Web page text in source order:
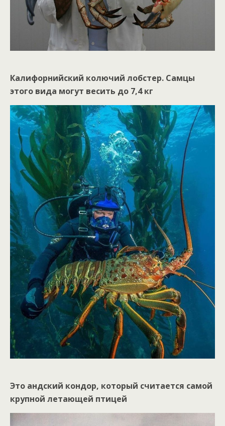
Калифорнийский колючий лобстер. Самцы
этого вида могут весить до 7,4 кг
Это андский кондор, который считается самой
крупной летающей птицей